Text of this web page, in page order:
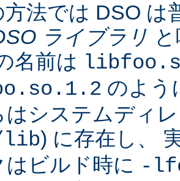
法では DSO は
ライブラリ
名前は
のよう
はシステムディ
lib) に存在し、
はビルド時に -